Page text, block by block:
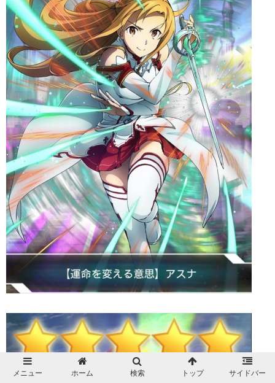
メニュー ホーム 検索 トップ サイドバー